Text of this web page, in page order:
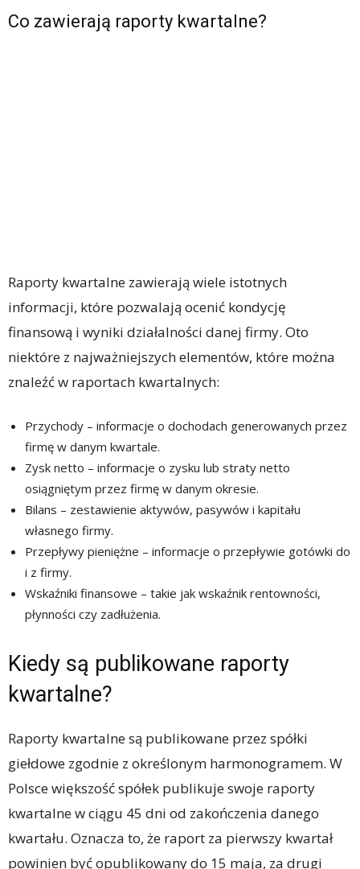
Co zawierają raporty kwartalne?
Raporty kwartalne zawierają wiele istotnych
informacji, które pozwalają ocenić kondycję
finansową i wyniki działalności danej firmy. Oto
niektóre z najważniejszych elementów, które można
znaleźć w raportach kwartalnych:
Przychody – informacje o dochodach generowanych przez
firmę w danym kwartale.
Zysk netto – informacje o zysku lub straty netto
osiągniętym przez firmę w danym okresie.
Bilans – zestawienie aktywów, pasywów i kapitału
własnego firmy.
Przepływy pieniężne – informacje o przepływie gotówki do
i z firmy.
Wskaźniki finansowe – takie jak wskaźnik rentowności,
płynności czy zadłużenia.
Kiedy są publikowane raporty
kwartalne?
Raporty kwartalne są publikowane przez spółki
giełdowe zgodnie z określonym harmonogramem. W
Polsce większość spółek publikuje swoje raporty
kwartalne w ciągu 45 dni od zakończenia danego
kwartału. Oznacza to, że raport za pierwszy kwartał
powinien być opublikowany do 15 maja, za drugi